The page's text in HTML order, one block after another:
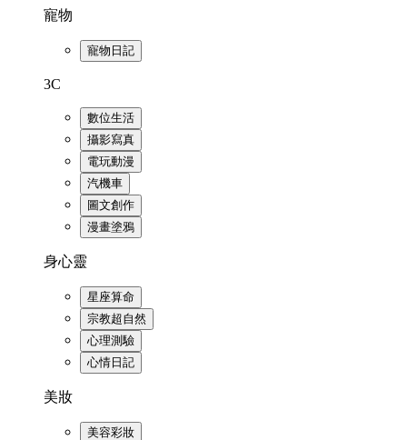
寵物
寵物日記
3C
數位生活
攝影寫真
電玩動漫
汽機車
圖文創作
漫畫塗鴉
身心靈
星座算命
宗教超自然
心理測驗
心情日記
美妝
美容彩妝